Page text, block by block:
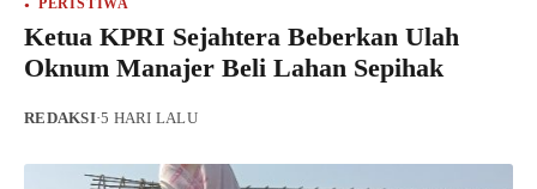
PERISTIWA
Ketua KPRI Sejahtera Beberkan Ulah
Oknum Manajer Beli Lahan Sepihak
REDAKSI·5 HARI LALU